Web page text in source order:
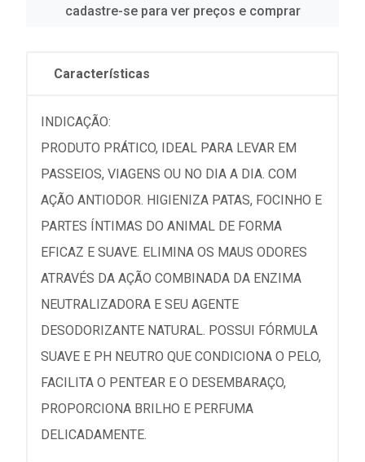
cadastre-se para ver preços e comprar
Características
INDICAÇÃO:
PRODUTO PRÁTICO, IDEAL PARA LEVAR EM
PASSEIOS, VIAGENS OU NO DIA A DIA. COM
AÇÃO ANTIODOR. HIGIENIZA PATAS, FOCINHO E
PARTES ÍNTIMAS DO ANIMAL DE FORMA
EFICAZ E SUAVE. ELIMINA OS MAUS ODORES
ATRAVÉS DA AÇÃO COMBINADA DA ENZIMA
NEUTRALIZADORA E SEU AGENTE
DESODORIZANTE NATURAL. POSSUI FÓRMULA
SUAVE E PH NEUTRO QUE CONDICIONA O PELO,
FACILITA O PENTEAR E O DESEMBARAÇO,
PROPORCIONA BRILHO E PERFUMA
DELICADAMENTE.